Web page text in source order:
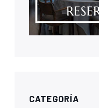
CATEGORÍA